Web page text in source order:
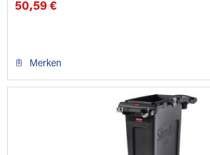
50,59 €
Merken